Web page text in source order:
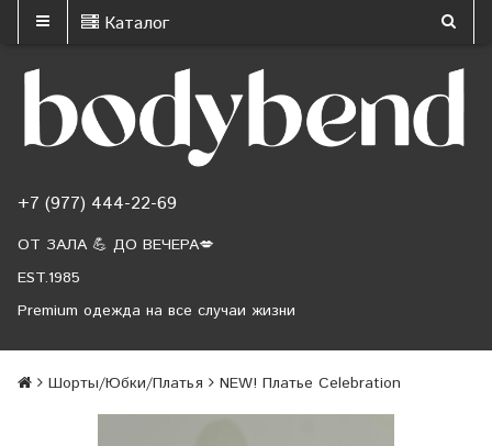
Каталог
+7 (977) 444-22-69
ОТ ЗАЛА 💪 ДО ВЕЧЕРА💋
EST.1985
Premium одежда на все случаи жизни
Шорты/Юбки/Платья NEW! Платье Celebration